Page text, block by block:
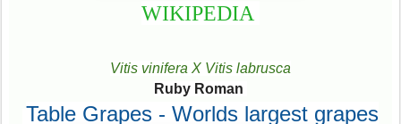
WIKIPEDIA
Vitis vinifera X Vitis labrusca
Ruby Roman
Table Grapes - Worlds largest grapes